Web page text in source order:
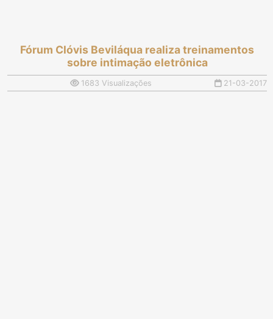
Fórum Clóvis Beviláqua realiza treinamentos
sobre intimação eletrônica
1683 Visualizações 21-03-2017